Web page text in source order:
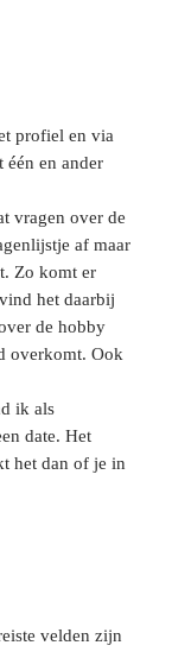
profiel en via
één en ander
vragen over de
af maar
Zo komt er
het daarbij
de hobby
overkomt. Ook
ik als
date. Het
het dan of je in
velden zijn